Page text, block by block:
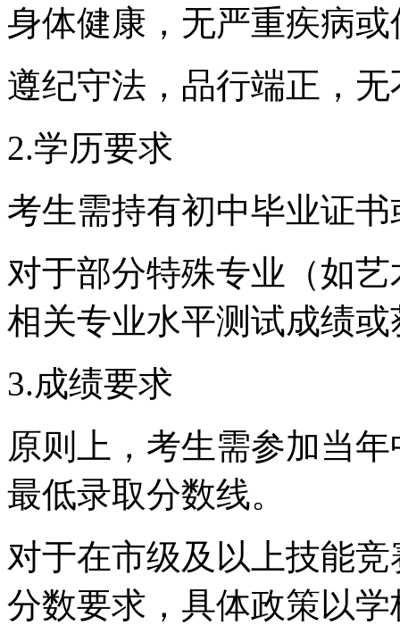
身体健康，无严重疾病
遵纪守法，品行端正，
2.学历要求
考生需持有初中毕业证
对于部分特殊专业（如
相关专业水平测试成绩
3.成绩要求
原则上，考生需参加当
最低录取分数线。
对于在市级及以上技能
分数要求，具体政策以